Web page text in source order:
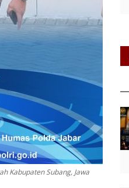
Kabupaten Subang, Jawa